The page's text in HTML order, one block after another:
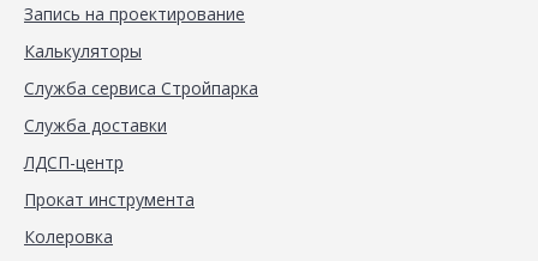
Запись на проектирование
Калькуляторы
Служба сервиса Стройпарка
Служба доставки
ЛДСП-центр
Прокат инструмента
Колеровка